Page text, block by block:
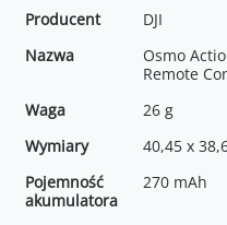
Producent
DJI
Nazwa
Osmo
Remote
Waga
26 g
Wymiary
40,45 x
Pojemność
akumulatora
270 mAh